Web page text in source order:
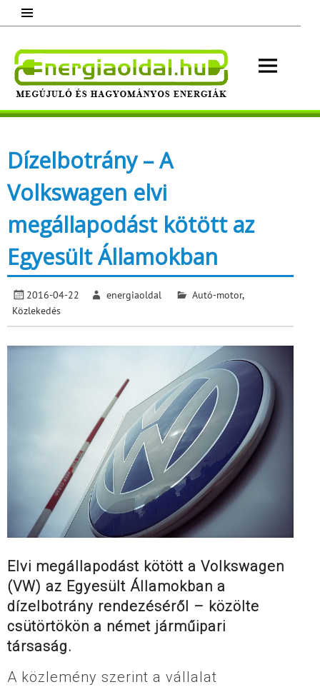
content
Megújuló és hagyományos energiák.
Dízelbotrány – A
Volkswagen elvi
megállapodást kötött az
Egyesült Államokban
2016-04-22 energiaoldal Autó-motor,
Közlekedés
Elvi megállapodást kötött a Volkswagen
(VW) az Egyesült Államokban a
dízelbotrány rendezéséről – közölte
csütörtökön a német járműipari
társaság.
A közlemény szerint a vállalat